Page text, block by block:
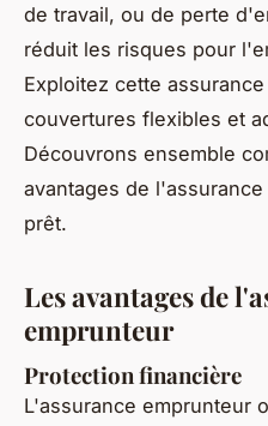
de travail, ou de perte
réduit les risques pour
Exploitez cette
couvertures flexibles et
Découvrons ensemble
avantages de
prêt.
Les avantages de
emprunteur
Protection financière
L'assurance emprunteur